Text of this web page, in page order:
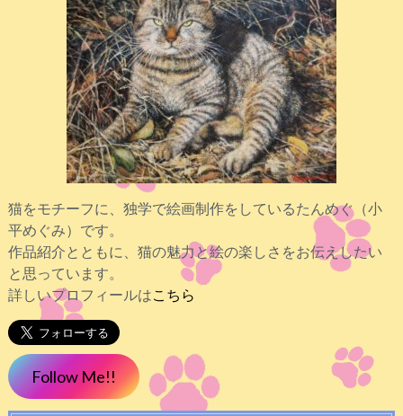
猫をモチーフに、独学で絵画制作をしているたんめぐ（小
平めぐみ）です。
作品紹介とともに、猫の魅力と絵の楽しさをお伝えしたい
と思っています。
詳しいプロフィールはこちら
Follow Me!!